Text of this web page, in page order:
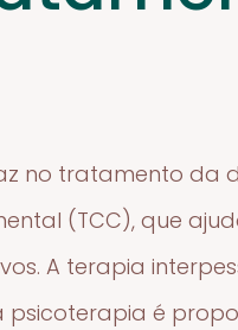
no tratamento da
(TCC), que
A terapia
psicoterapia é